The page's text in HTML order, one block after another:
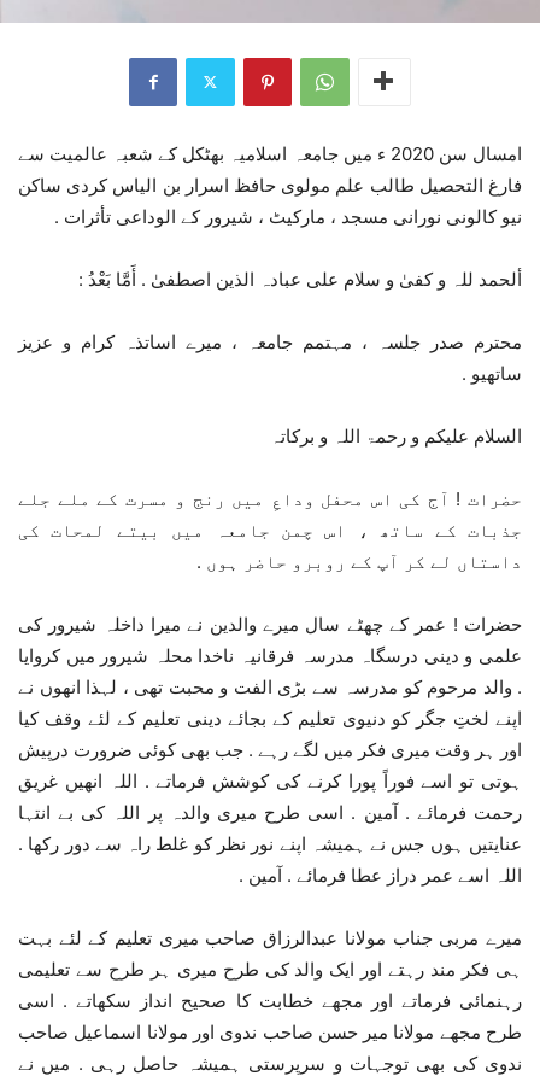
امسال سن 2020 ء میں جامعہ اسلامیہ بھٹکل کے شعبہ عالمیت سے
فارغ التحصیل طالب علم مولوی حافظ اسرار بن الیاس کردی ساکن
نیو کالونی نورانی مسجد ، مارکیٹ ، شیرور کے الوداعی تأثرات .
ألحمد للہ و کفیٰ و سلام علی عبادہ الذین اصطفیٰ . أَمَّا بَعْدُ :
محترم صدر جلسہ ، مہتمم جامعہ ، میرے اساتذہ کرام و عزیز
ساتھیو .
السلام علیکم و رحمۃ اللہ و برکاتہ
حضرات ! آج کی اس محفل وداعِ میں رنج و مسرت کے ملے جلے
جذبات کے ساتھ ، اس چمن جامعہ میں بیتے لمحات کی
داستاں لے کر آپ کے روبرو حاضر ہوں .
حضرات ! عمر کے چھٹے سال میرے والدین نے میرا داخلہ شیرور کی
علمی و دینی درسگاہ مدرسہ فرقانیہ ناخدا محلہ شیرور میں کروایا
. والد مرحوم کو مدرسہ سے بڑی الفت و محبت تھی ، لہذا انھوں نے
اپنے لختِ جگر کو دنیوی تعلیم کے بجائے دینی تعلیم کے لئے وقف کیا
اور ہر وقت میری فکر میں لگے رہے . جب بھی کوئی ضرورت درپیش
ہوتی تو اسے فوراً پورا کرنے کی کوشش فرماتے . اللہ انھیں غریق
رحمت فرمائے . آمین . اسی طرح میری والدہ پر اللہ کی بے انتہا
عنایتیں ہوں جس نے ہمیشہ اپنے نور نظر کو غلط راہ سے دور رکھا .
اللہ اسے عمر دراز عطا فرمائے . آمین .
میرے مربی جناب مولانا عبدالرزاق صاحب میری تعلیم کے لئے بہت
ہی فکر مند رہتے اور ایک والد کی طرح میری ہر طرح سے تعلیمی
رہنمائی فرماتے اور مجھے خطابت کا صحیح انداز سکھاتے . اسی
طرح مجھے مولانا میر حسن صاحب ندوی اور مولانا اسماعیل صاحب
ندوی کی بھی توجہات و سرپرستی ہمیشہ حاصل رہی . میں نے